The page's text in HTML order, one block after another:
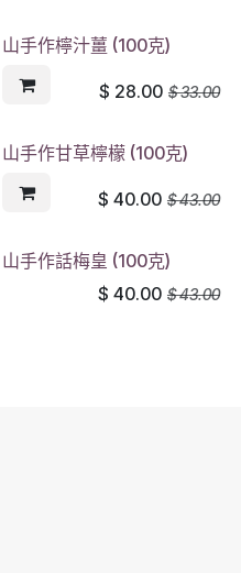
山手作檸汁薑 (100克)
$ 28.00 $33.00
山手作甘草檸檬 (100克)
$ 40.00 $43.00
山手作話梅皇 (100克)
$ 40.00 $43.00